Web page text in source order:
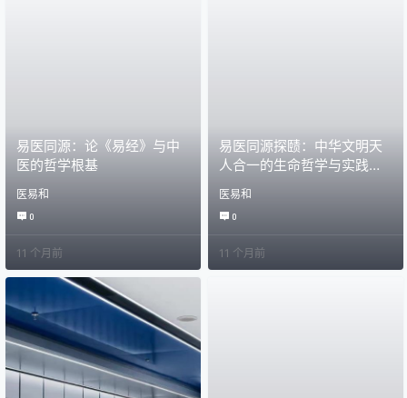
易医同源：论《易经》与中
医的哲学根基
医易和
0
11 个月前
易医同源探赜：中华文明天
人合一的生命哲学与实践智
医易和
0
11 个月前